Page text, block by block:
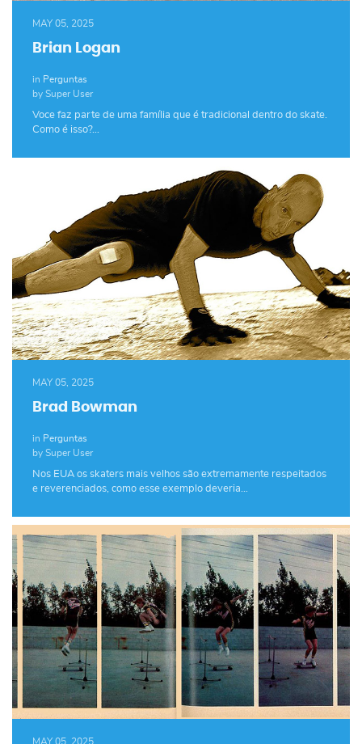
MAY 05, 2025
Brian Logan
in Perguntas
by Super User
Voce faz parte de uma família que é tradicional dentro do skate.
Como é isso?…
MAY 05, 2025
Brad Bowman
in Perguntas
by Super User
Nos EUA os skaters mais velhos são extremamente respeitados
e reverenciados, como esse exemplo deveria…
MAY 05, 2025